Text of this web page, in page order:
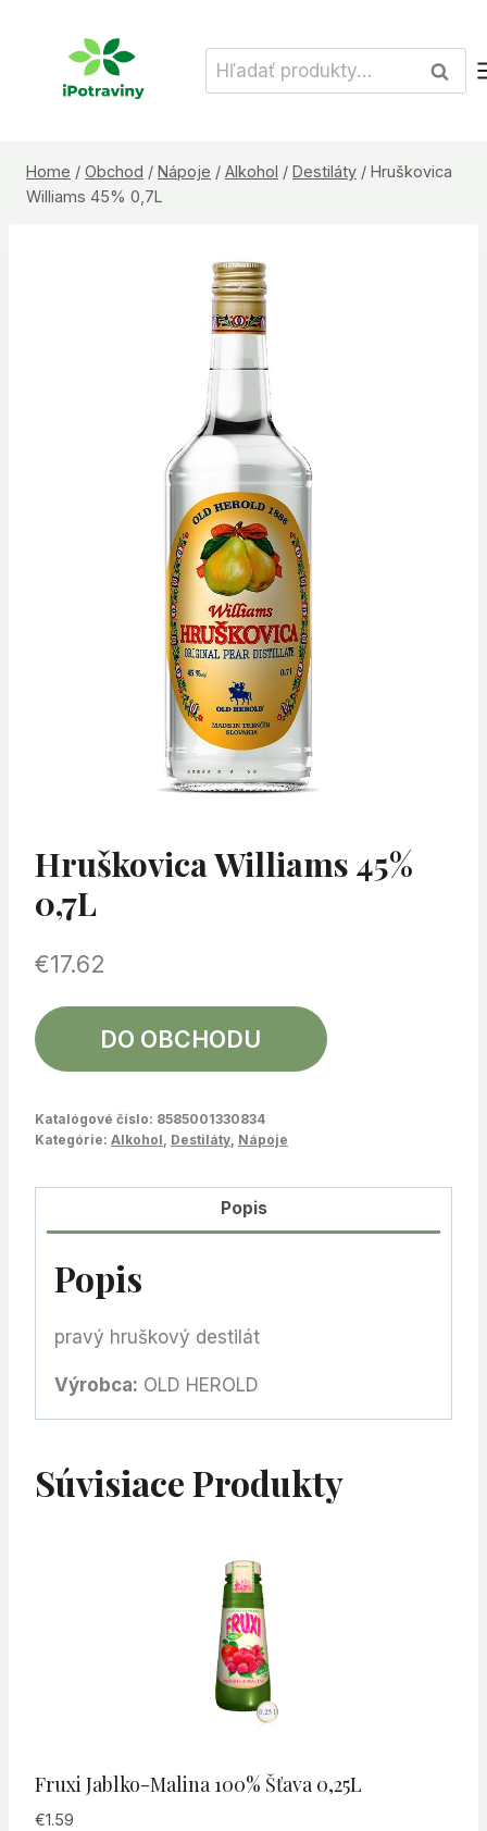
Hľadať:
Home / Obchod / Nápoje / Alkohol / Destiláty / Hruškovica
Williams 45% 0,7L
Hruškovica Williams 45%
0,7L
€17.62
DO OBCHODU
Katalógové číslo: 8585001330834
Kategórie: Alkohol Destiláty Nápoje
Popis
Popis
pravý hruškový destilát
Výrobca: OLD HEROLD
Súvisiace Produkty
Fruxi Jablko-Malina 100% Šťava 0,25L
€1.59